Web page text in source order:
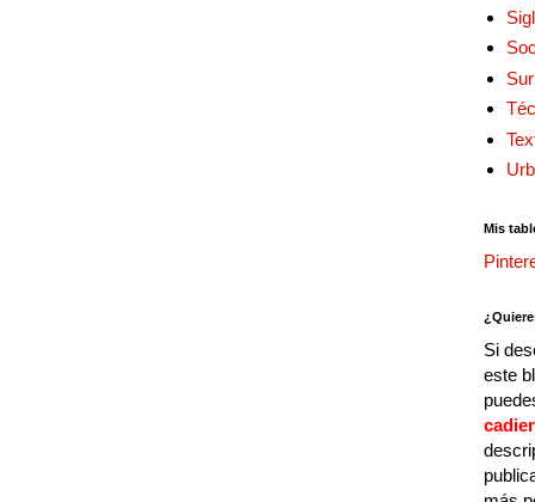
Mis
Si
este